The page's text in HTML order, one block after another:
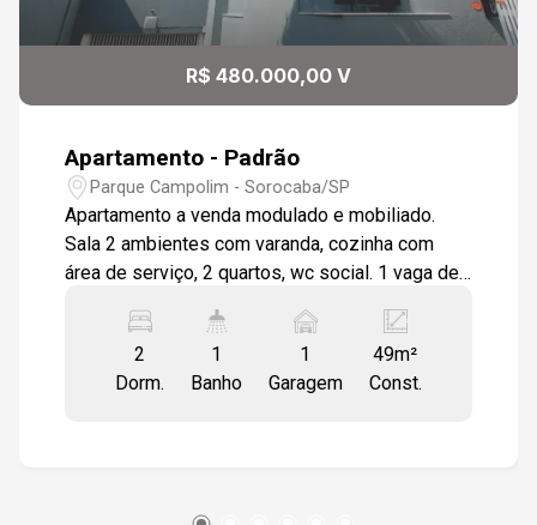
R$ 480.000,00 V
Apartamento - Padrão
Parque Campolim - Sorocaba/SP
Apartamento a venda modulado e mobiliado.
Sala 2 ambientes com varanda, cozinha com
área de serviço, 2 quartos, wc social. 1 vaga de
próximo ao Shopping Iguatemi, bairro com
estrutura completa de comércios, farmácias,
restaurantes, escolas, fácil acesso as principais
2
Dorm.
1
Banho
1
Garagem
49m²
Const.